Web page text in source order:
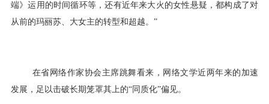
端》运用的时间循环等，还有近年来大火的女性悬疑，都构成了对
从前的玛丽苏、大女主的转型和超越。”
在省网络作家协会主席跳舞看来，网络文学近两年来的加速
发展，足以击破长期笼罩其上的“同质化”偏见。